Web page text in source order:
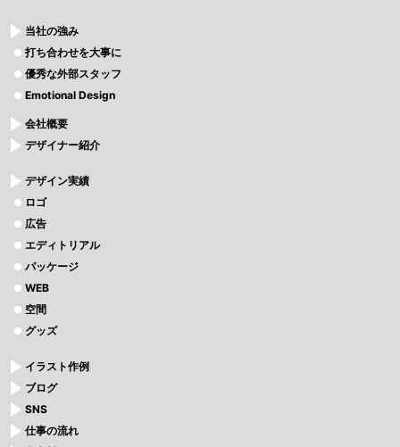
当社の強み
打ち合わせを大事に
優秀な外部スタッフ
Emotional Design
会社概要
デザイナー紹介
デザイン実績
ロゴ
広告
エディトリアル
パッケージ
WEB
空間
グッズ
イラスト作例
ブログ
SNS
仕事の流れ